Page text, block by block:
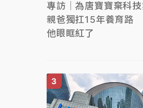
專訪｜為唐寶寶棄科
親爸獨扛15年養育路
他眼眶紅了